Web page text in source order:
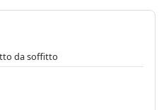
da soffitto